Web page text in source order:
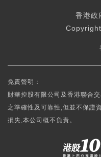
香港政
免責聲明：
財華控股有限公司及香港聯合
之準確性及可靠性,但並不保證
損失,本公司概不負責。